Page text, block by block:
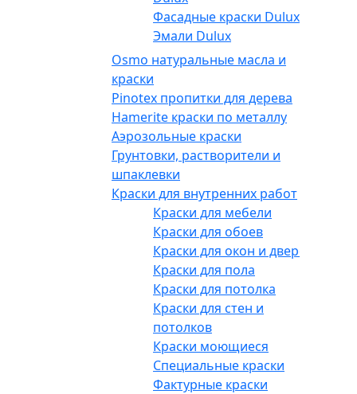
Фасадные краски Dulux
Эмали Dulux
Osmo натуральные масла и
краски
Pinotex пропитки для дерева
Hamerite краски по металлу
Аэрозольные краски
Грунтовки, растворители и
шпаклевки
Краски для внутренних работ
Краски для мебели
Краски для обоев
Краски для окон и дверей
Краски для пола
Краски для потолка
Краски для стен и
потолков
Краски моющиеся
Специальные краски
Фактурные краски